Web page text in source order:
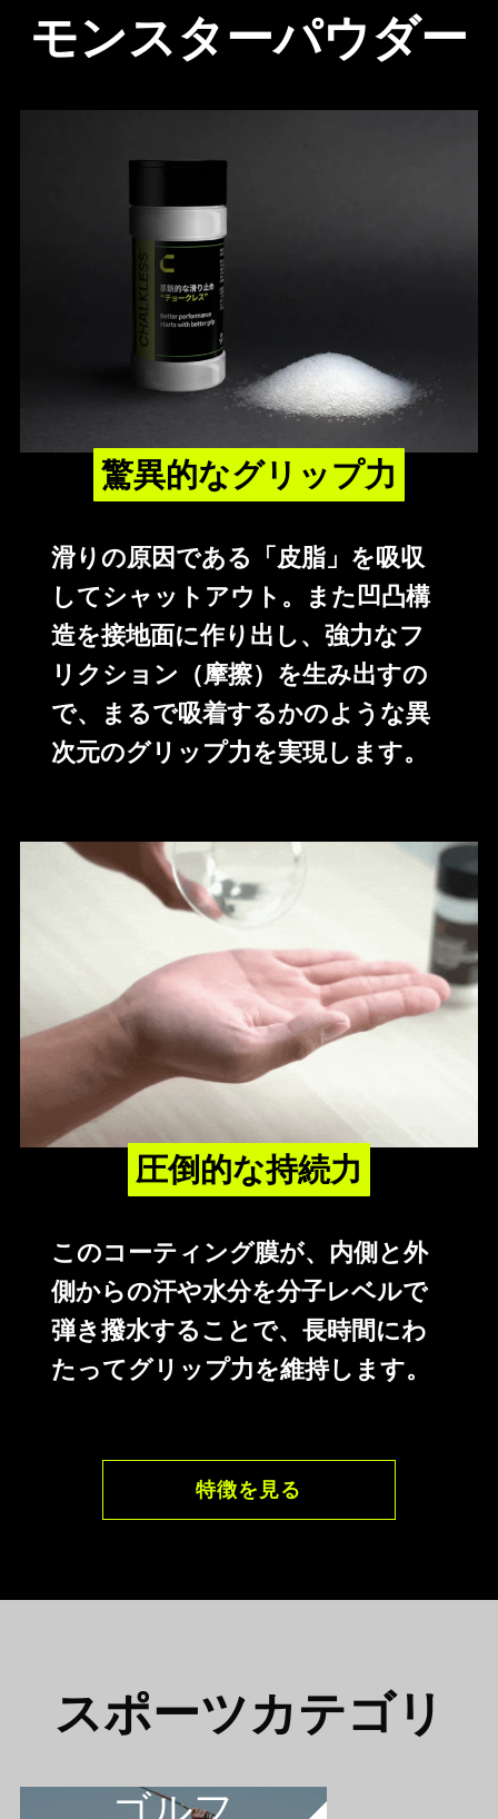
モンスターパウダー
驚異的なグリップ力
滑りの原因である「皮脂」を吸収
してシャットアウト。また凹凸構
造を接地面に作り出し、強力なフ
リクション（摩擦）を生み出すの
で、まるで吸着するかのような異
次元のグリップ力を実現します。
圧倒的な持続力
このコーティング膜が、内側と外
側からの汗や水分を分子レベルで
弾き撥水することで、長時間にわ
たってグリップ力を維持します。
特徴を見る
スポーツカテゴリ
ゴルフ